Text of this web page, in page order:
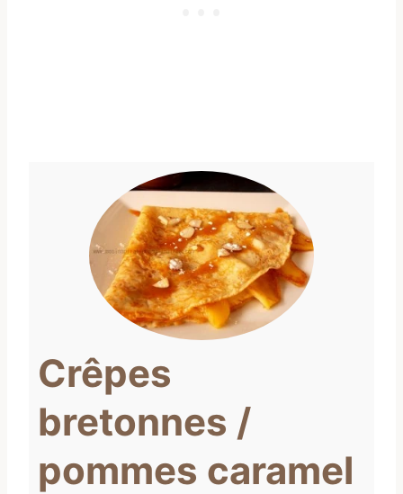
Crêpes
bretonnes /
pommes caramel